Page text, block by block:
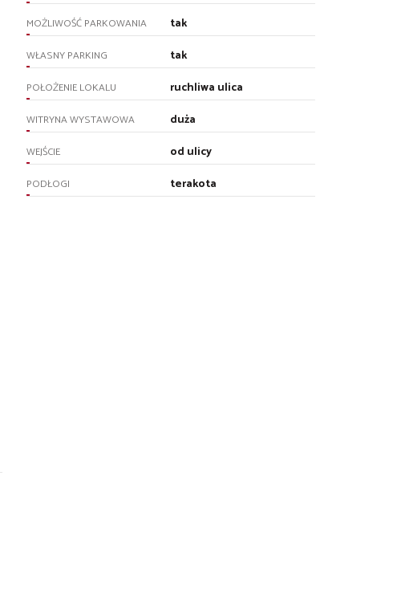
MOŻLIWOŚĆ PARKOWANIA tak
WŁASNY PARKING tak
POŁOŻENIE LOKALU ruchliwa ulica
WITRYNA WYSTAWOWA duża
WEJŚCIE od ulicy
PODŁOGI terakota